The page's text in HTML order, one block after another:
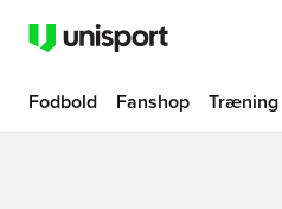
Fodbold Fanshop Træning